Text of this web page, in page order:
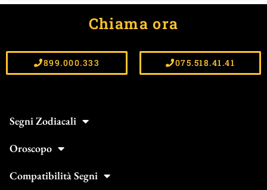
Chiama ora
899.000.333 075.518.41.41
Segni Zodiacali
Oroscopo
Compatibilità Segni